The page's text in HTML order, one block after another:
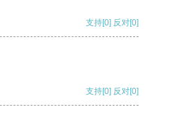
支持[0] 反对[0]
支持[0] 反对[0]